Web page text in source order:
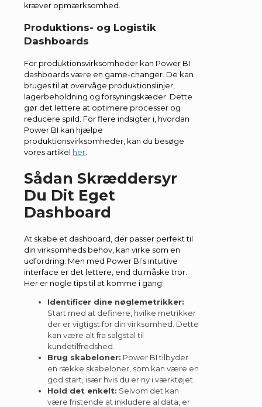
kræver opmærksomhed.
Produktions- og Logistik
Dashboards
For produktionsvirksomheder kan Power BI
dashboards være en game-changer. De kan
bruges til at overvåge produktionslinjer,
lagerbeholdning og forsyningskæder. Dette
gør det lettere at optimere processer og
reducere spild. For flere indsigter i, hvordan
Power BI kan hjælpe
produktionsvirksomheder, kan du besøge
vores artikel her.
Sådan Skræddersyr
Du Dit Eget
Dashboard
At skabe et dashboard, der passer perfekt til
din virksomheds behov, kan virke som en
udfordring. Men med Power BI’s intuitive
interface er det lettere, end du måske tror.
Her er nogle tips til at komme i gang:
Identificer dine nøglemetrikker:
Start med at definere, hvilke metrikker
der er vigtigst for din virksomhed. Dette
kan være alt fra salgstal til
kundetilfredshed.
Brug skabeloner: Power BI tilbyder
en række skabeloner, som kan være en
god start, især hvis du er ny i værktøjet.
Hold det enkelt: Selvom det kan
være fristende at inkludere al data, er